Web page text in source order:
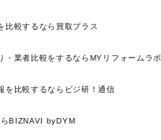
比較するなら買取プラス
・業者比較をするならMYリフォームラボ
を比較するならビジ研！通信
BIZNAVI byDYM